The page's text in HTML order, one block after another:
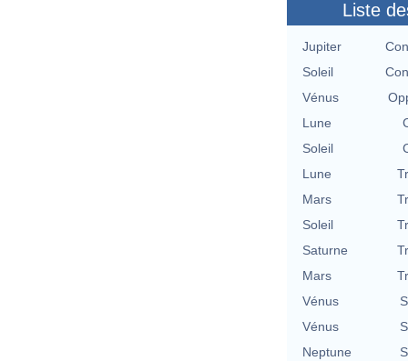
Liste
Jupiter
Soleil
Vénus
Lune
Soleil
Lune
Mars
Soleil
Saturne
Mars
Vénus
Vénus
Neptune